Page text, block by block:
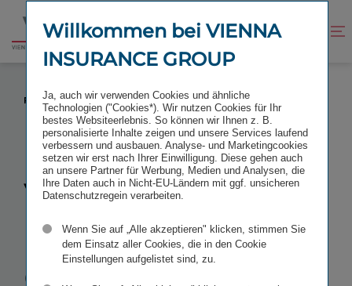
Inhalt
springen
Fußzeile
springen
Zur
Startseite
Kontrast
VIENNA INSURANCE GROUP IN BULGARIEN:
FUSION VON BULSTRAD UND BULGARSKI IMOTI
Vienna
Insurance
Willkommen bei VIENNA
INSURANCE GROUP
Ja, auch wir verwenden Cookies und ähnliche
Technologien ("Cookies*). Wir nutzen Cookies für Ihr
bestes Websiteerlebnis. So können wir Ihnen z. B.
personalisierte Inhalte zeigen und unsere Services laufend
verbessern und ausbauen. Analyse- und Marketingcookies
setzen wir erst nach Ihrer Einwilligung. Diese gehen auch
an unsere Partner für Werbung, Medien und Analysen, die
Ihre Daten auch in Nicht-EU-Ländern mit ggf. unsicheren
Datenschutzregein verarbeiten.
Wenn Sie auf „Alle akzeptieren" klicken, stimmen Sie
dem Einsatz aller Cookies, die in den Cookie
Einstellungen aufgelistet sind, zu.